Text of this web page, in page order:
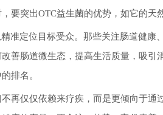
要突出OTC益生菌的优势，如它的天
准定位目标受众。那些关注肠道健康
善肠道微生态，提高生活质量，吸引
排名。
再仅仅依赖来疗疾，而是更倾向于通